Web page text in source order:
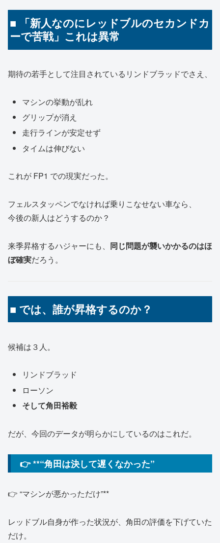
■ 「新人なのにレッドブルのセカンドカ
ーで苦戦」これは異常
期待の若手として注目されているリンドブラッドでさえ、
マシンの挙動が乱れ
グリップが消え
走行ラインが安定せず
タイムは伸びない
これが FP1 での現実だった。
フェルスタッペンでなければ乗りこなせない車なら、
今後の新人はどうするのか？
来季昇格するハジャーにも、 同じ問題が襲いかかるのはほ
ぼ確実だろう。
■ では、誰が昇格するのか？
候補は３人。
リンドブラッド
ローソン
そして角田裕毅
だが、今回のデータが明らかにしているのはこれだ。
👉 **“角田は決して遅くなかった”
👉 “マシンが悪かっただけ”**
レッドブル自身が作った状況が、角田の評価を下げていた
だけ。